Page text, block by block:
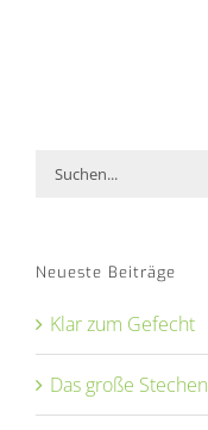
Suche
Neueste Beiträge
Klar zum Gefecht
Das große Stechen